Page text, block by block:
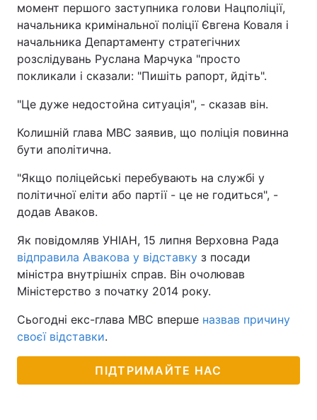
момент першого заступника голови Нацполіції,
начальника кримінальної поліції Євгена Коваля і
начальника Департаменту стратегічних
розслідувань Руслана Марчука "просто
покликали і сказали: "Пишіть рапорт, йдіть".
"Це дуже недостойна ситуація", - сказав він.
Колишній глава МВС заявив, що поліція повинна
бути аполітична.
"Якщо поліцейські перебувають на службі у
політичної еліти або партії - це не годиться", -
додав Аваков.
Як повідомляв УНІАН, 15 липня Верховна Рада
відправила Авакова у відставку з посади
міністра внутрішніх справ. Він очолював
Міністерство з початку 2014 року.
Сьогодні екс-глава МВС вперше назвав причину
своєї відставки.
ПІДТРИМАЙТЕ НАС